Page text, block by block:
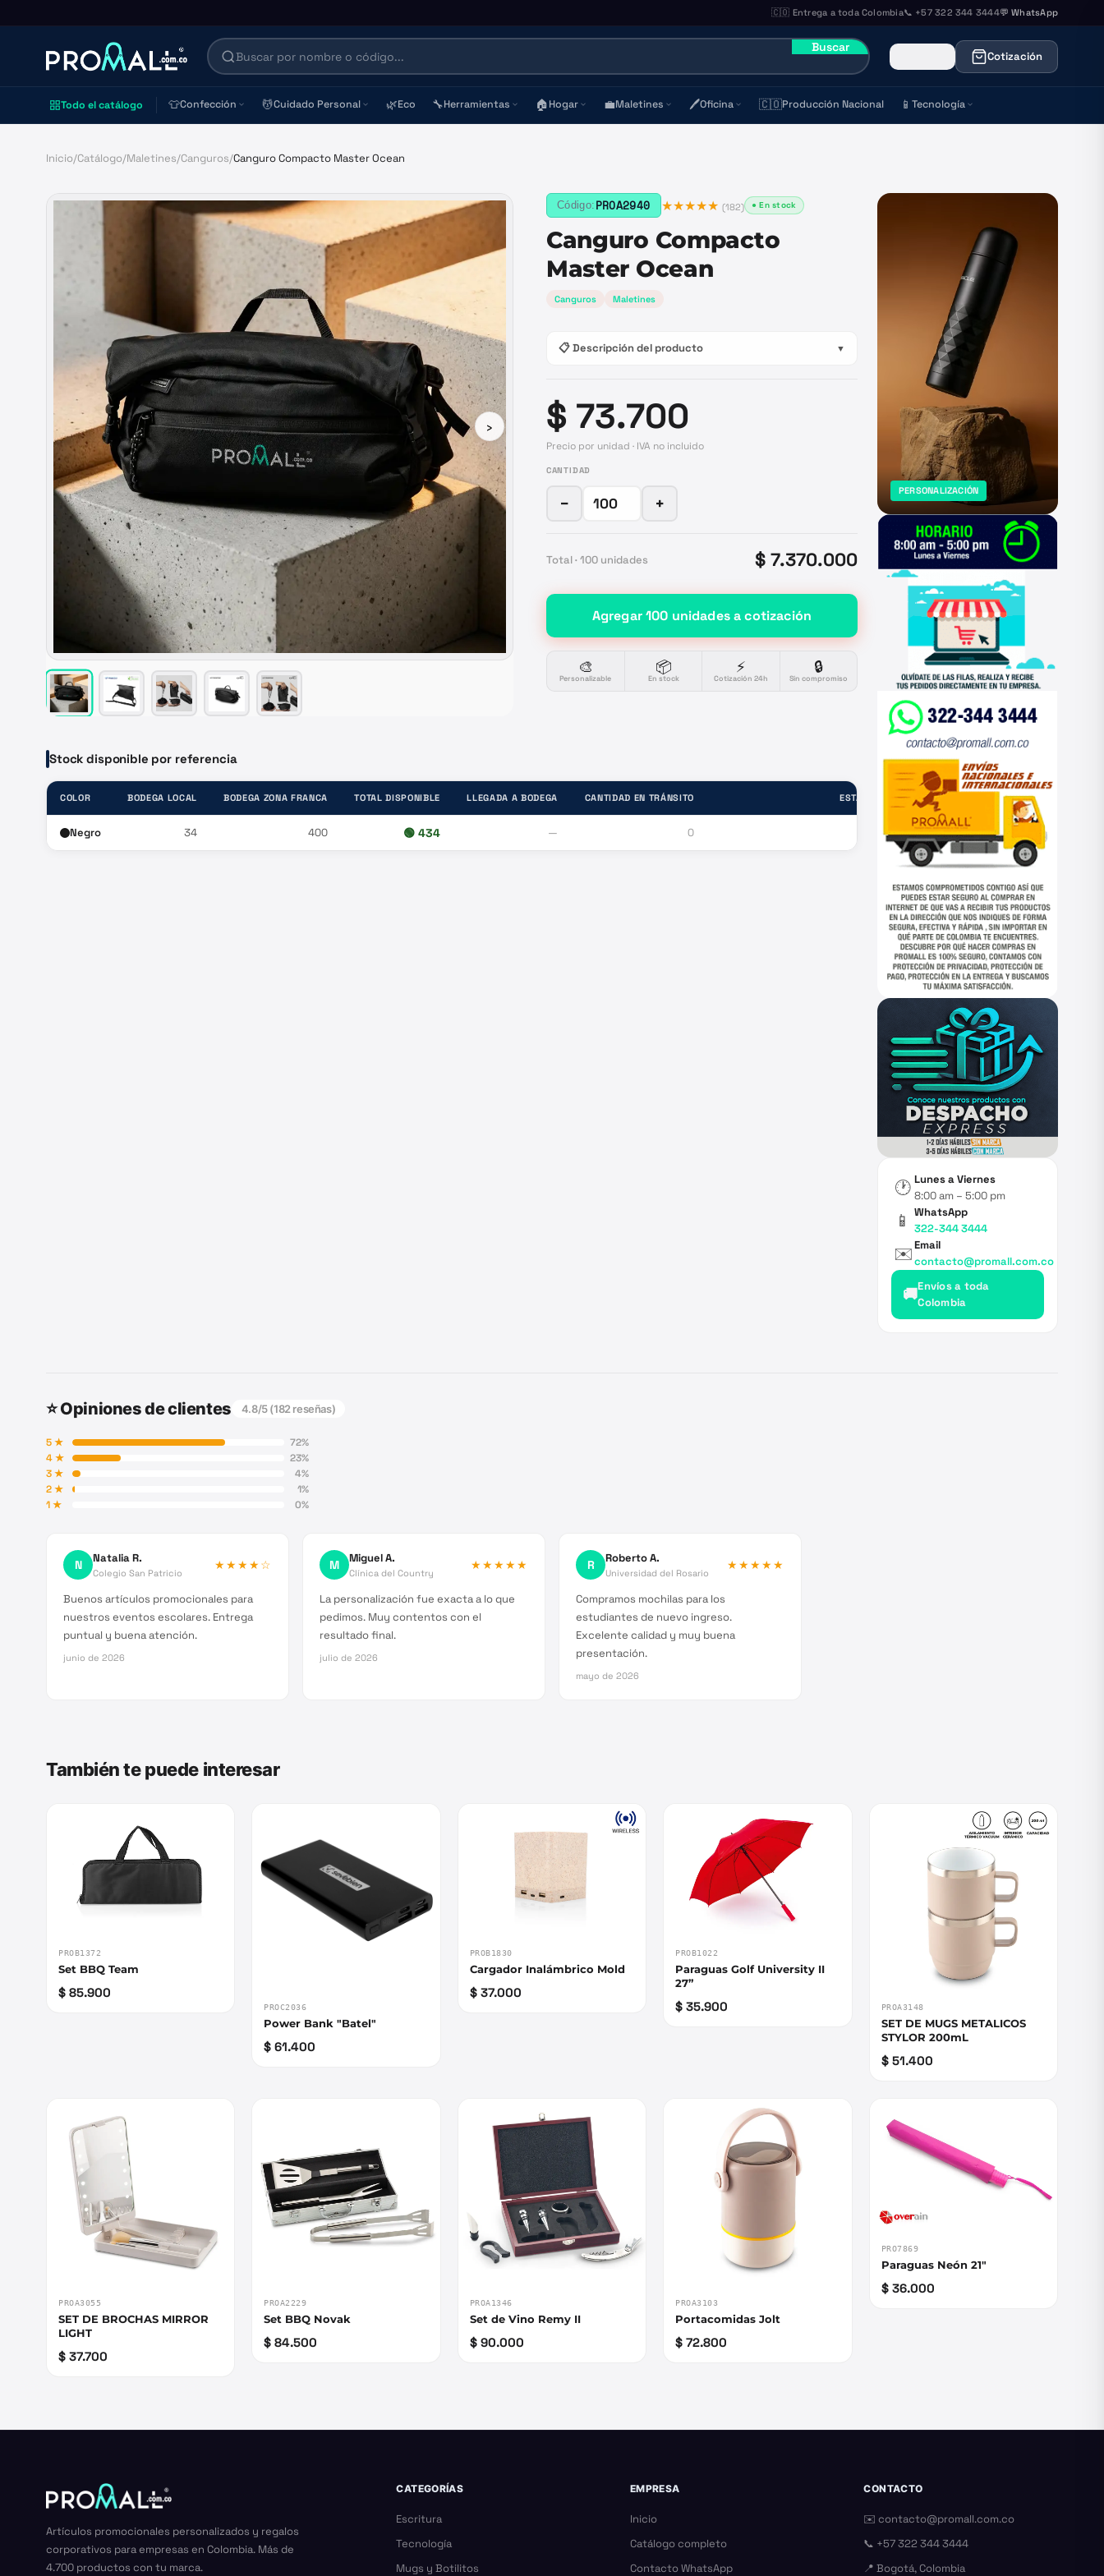
🇨🇴 Entrega a toda Colombia📞 +57 322 344 3444💬 WhatsApp
Buscar
Cotización
Todo el catálogo 👕Confección 💆Cuidado Personal 🌿Eco 🔧Herramientas 🏠Hogar 💼Maletines 🖊️Oficina 🇨🇴Producción Nacional 📱 Tecnología
Inicio/Catálogo/Maletines/Canguros/Canguro Compacto Master Ocean
›
Código: PROA2940 ★★★★★ (182) ● En stock
Canguro Compacto
Master Ocean
Canguros Maletines
📋 Descripción del producto ▼
$ 73.700
Precio por unidad · IVA no incluido
CANTIDAD
− +
Total · 100 unidades $ 7.370.000
Agregar100 unidadesa cotización
🎨
Personalizable
📦
En stock
⚡
Cotización 24h
🔒
Sin compromiso
Stock disponible por referencia
COLOR BODEGA LOCAL BODEGA ZONA FRANCA TOTAL DISPONIBLE LLEGADA A BODEGA CANTIDAD EN TRÁNSITO ESTADO
Negro 34 400 🟢 434 — 0
PERSONALIZACIÓN
🕐 Lunes a Viernes
8:00 am – 5:00 pm
📱
WhatsApp
322-344 3444
✉️Email
contacto@promall.com.co
🚚Envíos a toda
Colombia
⭐ Opiniones de clientes 4.8/5 (182reseñas)
5★ 72%
4★ 23%
3★ 4%
2★ 1%
1★ 0%
N Natalia R.
Colegio San Patricio
★★★★☆
Buenos artículos promocionales para
nuestros eventos escolares. Entrega
puntual y buena atención.
junio de 2026
M Miguel A.
Clínica del Country
★★★★★
La personalización fue exacta a lo que
pedimos. Muy contentos con el
resultado final.
julio de 2026
R Roberto A.
Universidad del Rosario
★★★★★
Compramos mochilas para los
estudiantes de nuevo ingreso.
Excelente calidad y muy buena
presentación.
mayo de 2026
También te puede interesar
PROB1372
Set BBQ Team
$ 85.900
PROC2036
Power Bank "Batel"
$ 61.400
PROB1830
Cargador Inalámbrico Mold
$ 37.000
PROB1022
Paraguas Golf University II
27”
$ 35.900 PROA3148
SET DE MUGS METALICOS
STYLOR 200mL
$ 51.400
PROA3055
SET DE BROCHAS MIRROR
LIGHT
$ 37.700
PROA2229
Set BBQ Novak
$ 84.500
PROA1346
Set de Vino Remy II
$ 90.000
PROA3103
Portacomidas Jolt
$ 72.800
PRO7869
Paraguas Neón 21"
$ 36.000
Artículos promocionales personalizados y regalos
corporativos para empresas en Colombia. Más de
4.700 productos con tu marca.
CATEGORÍAS
Escritura
Tecnología
Mugs y Botilitos
EMPRESA
Inicio
Catálogo completo
Contacto WhatsApp
CONTACTO
✉️contacto@promall.com.co
📞 +57 322 344 3444
📍 Bogotá, Colombia